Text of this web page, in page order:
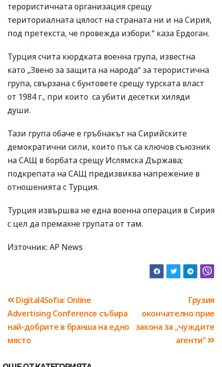
терористичната организация срещу
териториалната цялост на страната ни и на Сирия,
под претекста, че провежда избори.“ каза Ердоган.
Турция счита кюрдката военна група, известна
като „Звено за защита на народа“ за терористична
група, свързана с бунтовете срещу турската власт
от 1984 г., при които са убити десетки хиляди
души.
Тази група обаче е гръбнакът на Сирийските
демократични сили, които пък са ключов съюзник
на САЩ в борбата срещу Ислямска Държава;
подкрепата на САЩ предизвиква напрежение в
отношенията с Турция.
Турция извършва не една военна операция в Сирия
с цел да премахне групата от там.
Източник: AP News
Навигация
Грузия
окончателно прие
закона за „чуждите
агенти“
Digital4Sofia: Online
Advertising Conference събира
най-добрите в бранша на едно
място